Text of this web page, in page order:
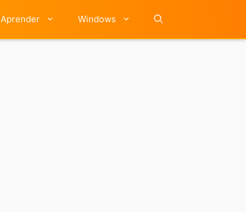
Aprender Windows